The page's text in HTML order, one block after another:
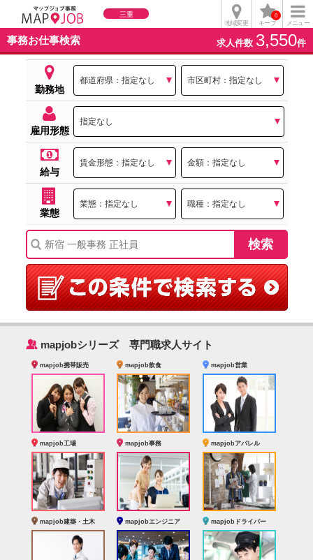
三重
メニュー
キープ
0
地域変更
事務お仕事検索 求人件数 3,550件
勤務地
雇用形態
給与
業態
‰ mapjobシリーズ 専門職求人サイト
mapjob携帯販売 mapjob飲食 mapjob営業
mapjob工場 mapjob事務 mapjobアパレル
mapjob建築・土木 mapjobエンジニア mapjobドライバー